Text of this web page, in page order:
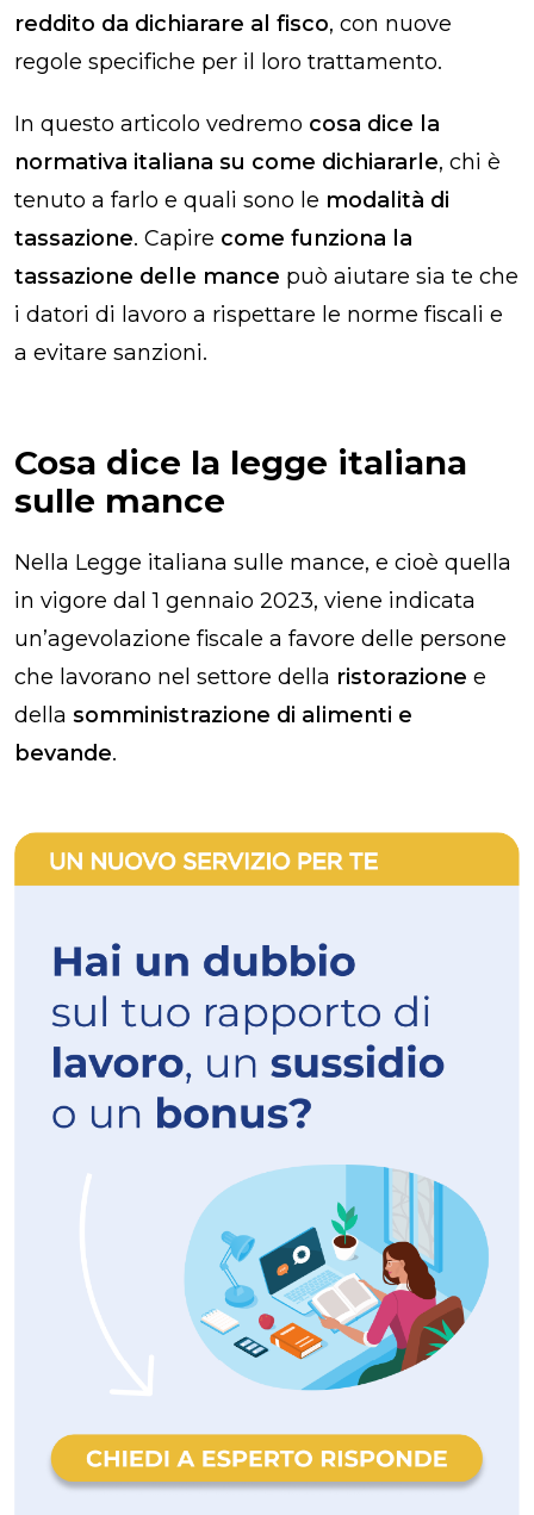
reddito da dichiarare al fisco, con nuove
regole specifiche per il loro trattamento.
In questo articolo vedremo cosa dice la
normativa italiana su come dichiararle, chi è
tenuto a farlo e quali sono le modalità di
tassazione. Capire come funziona la
tassazione delle mance può aiutare sia te che
i datori di lavoro a rispettare le norme fiscali e
a evitare sanzioni.
Cosa dice la legge italiana
sulle mance
Nella Legge italiana sulle mance, e cioè quella
in vigore dal 1 gennaio 2023, viene indicata
un’agevolazione fiscale a favore delle persone
che lavorano nel settore della ristorazione e
della somministrazione di alimenti e
bevande.